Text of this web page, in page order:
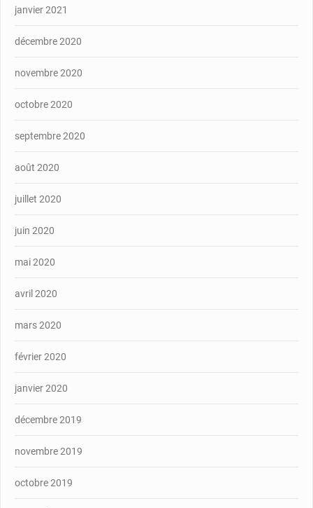
janvier 2021
décembre 2020
novembre 2020
octobre 2020
septembre 2020
août 2020
juillet 2020
juin 2020
mai 2020
avril 2020
mars 2020
février 2020
janvier 2020
décembre 2019
novembre 2019
octobre 2019